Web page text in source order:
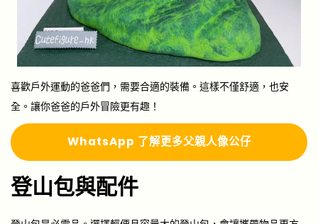
喜歡戶外運動的爸爸們，需要合適的裝備。這樣不僅舒適，也安
全。讓你爸爸的戶外冒險更有趣！
WhatsApp 了解更多父親人像公仔
登山包與配件